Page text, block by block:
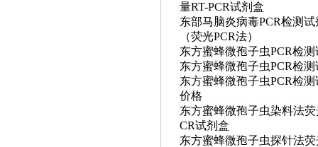
量RT-PCR试剂盒
东部马脑炎病毒PCR检测试
（荧光PCR法）
东方蜜蜂微孢子虫PCR检
东方蜜蜂微孢子虫PCR检
东方蜜蜂微孢子虫PCR检
价格
东方蜜蜂微孢子虫染料法
CR试剂盒
东方蜜蜂微孢子虫探针法